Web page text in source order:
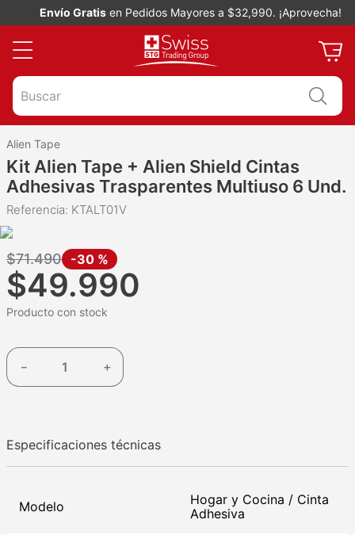
Envío Gratisen Pedidos Mayores a $32,990. ¡Aprovecha!
Buscar
Alien Tape
Kit Alien Tape + Alien Shield Cintas
Adhesivas Trasparentes Multiuso 6 Und.
Referencia: KTALT01V
$71.490 -30 %
$49.990
Producto con stock
＋
－
Especificaciones técnicas
Modelo
Hogar y Cocina / Cinta
Adhesiva